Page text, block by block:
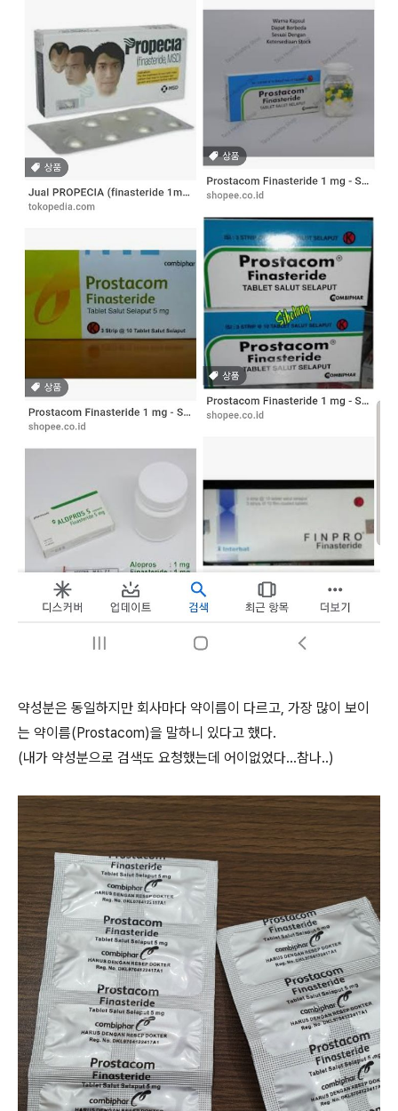
약성분은 동일하지만 회사마다 약이름이 다르고, 가장 많이 보이
는 약이름(Prostacom)을 말하니 있다고 했다.
(내가 약성분으로 검색도 요청했는데 어이없었다...참나..)